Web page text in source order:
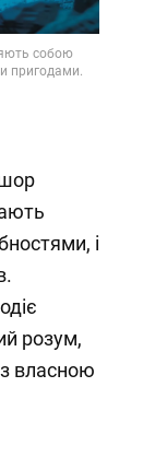
і
розум,
з власною